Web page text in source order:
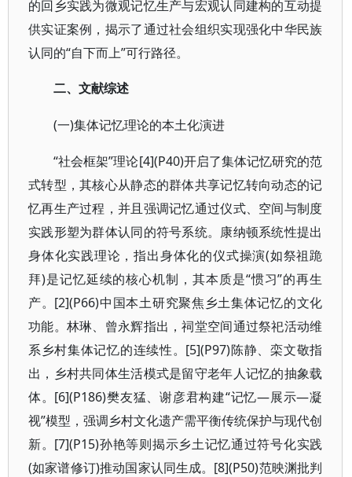
的回乡实践为微观记忆生产与宏观认同建构的互动提
供实证案例，揭示了通过社会组织实现强化中华民族
认同的“自下而上”可行路径。
二、文献综述
(一)集体记忆理论的本土化演进
“社会框架”理论[4](P40)开启了集体记忆研究的范
式转型，其核心从静态的群体共享记忆转向动态的记
忆再生产过程，并且强调记忆通过仪式、空间与制度
实践形塑为群体认同的符号系统。康纳顿系统性提出
身体化实践理论，指出身体化的仪式操演(如祭祖跪
拜)是记忆延续的核心机制，其本质是“惯习”的再生
产。[2](P66)中国本土研究聚焦乡土集体记忆的文化
功能。林琳、曾永辉指出，祠堂空间通过祭祀活动维
系乡村集体记忆的连续性。[5](P97)陈静、栾文敬指
出，乡村共同体生活模式是留守老年人记忆的抽象载
体。[6](P186)樊友猛、谢彦君构建“记忆—展示—凝
视”模型，强调乡村文化遗产需平衡传统保护与现代创
新。[7](P15)孙艳等则揭示乡土记忆通过符号化实践
(如家谱修订)推动国家认同生成。[8](P50)范映渊批判